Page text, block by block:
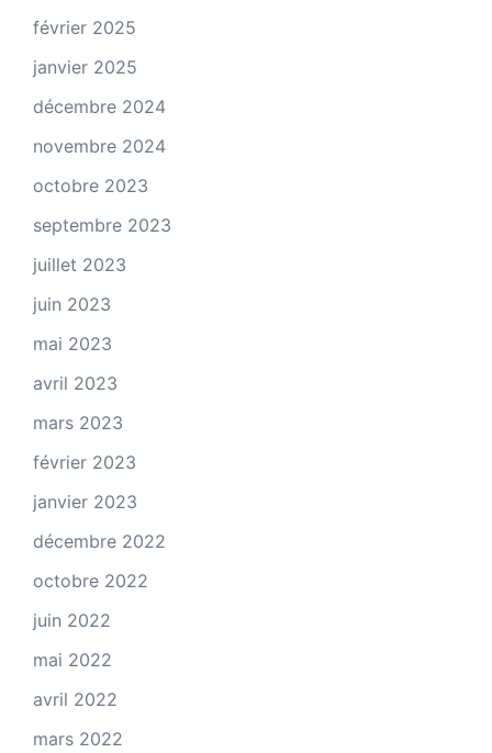
février 2025
janvier 2025
décembre 2024
novembre 2024
octobre 2023
septembre 2023
juillet 2023
juin 2023
mai 2023
avril 2023
mars 2023
février 2023
janvier 2023
décembre 2022
octobre 2022
juin 2022
mai 2022
avril 2022
mars 2022